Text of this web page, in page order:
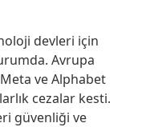
devleri için
Avrupa
ve Alphabet
cezalar kesti.
güvenliği ve